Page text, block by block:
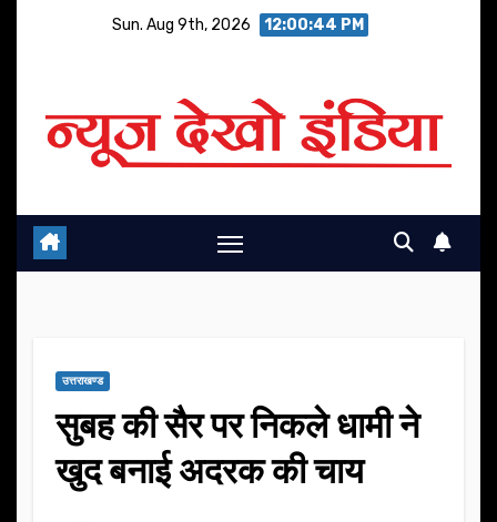
Sun. Aug 9th, 2026 12:00:45 PM
उत्तराखण्ड
सुबह की सैर पर निकले धामी ने
खुद बनाई अदरक की चाय